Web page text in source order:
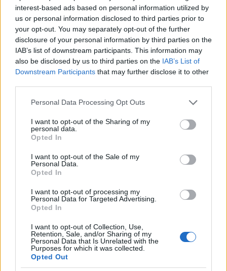
interest-based ads based on personal information utilized by
us or personal information disclosed to third parties prior to
your opt-out. You may separately opt-out of the further
disclosure of your personal information by third parties on the
IAB’s list of downstream participants. This information may
also be disclosed by us to third parties on the IAB’s List of
Downstream Participants that may further disclose it to other
Please note that this website/app uses one or more Google
not limited to your visit or usage behaviour. You may click to
grant or deny consent to Google and its third-party tags to
use your data for below specified purposes in below Google
consent section.
Personal Data Processing Opt Outs
I want to opt-out of the Sharing of my
personal data.
Opted In
I want to opt-out of the Sale of my
Personal Data.
Opted In
I want to opt-out of processing my
Personal Data for Targeted Advertising.
Opted In
I want to opt-out of Collection, Use,
Retention, Sale, and/or Sharing of my
Personal Data that Is Unrelated with the
Purposes for which it was collected.
Opted Out
kapcsolja össze (C≡O), melynek energiája nagyjából
11 eV. Éppen ezért nem túl magas (néhány ezer °C-
os) hőmérsékleteken jellemzően a szén-monoxid
bomlása csak kis mértékben megy végbe, azaz a
kiinduló szén-dioxidból zömmel szén-monoxid
termelődik. Mint azonban Fridman monográfiája
(mely külön alfejezetet szentel a szén-dioxid szénre
és oxigénre való teljes szétbontásának) leírja, a
különféle mesterkedésekkel az aktiválási energiát is
lecsökkentve elérhető, hogy a szén-monoxid
viszonylag hatékonyan tovább bomoljon, és végső
soron szilárd állapotú szén és kétatomos oxigén
jöjjön létre, ahogyan azt Egely is szeretné. A kutatók
hosszasan kísérleteztek ennek a folyamatnak az
optimalizálásával, de sajnos semmilyen
hogy a teljes reakció (CO2→ C + O2) molekulánként
= 11,5 eV energiát igényel.
A kérdés most már csak az, vajon mennyire reális
elképzelés egy autó kipufogóján kijövő szén-
dioxidot az autó üzemanyagának elégetéséből nyert
energia felhasználásával bontani.